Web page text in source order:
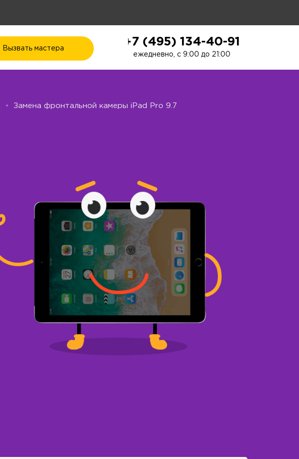
Вызвать мастера
+7 (495) 134-40-91
ежедневно, с 9:00 до 21:00
• Замена фронтальной камеры iPad Pro 9.7